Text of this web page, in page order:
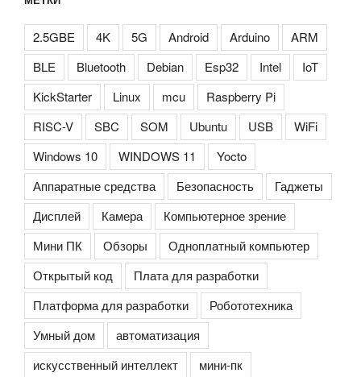
2.5GBE 4K 5G Android Arduino
ARM
BLE
Bluetooth Debian Esp32 Intel
IoT
KickStarter
Linux mcu
Raspberry Pi
RISC-V
SBC SOM Ubuntu USB
WiFi
Windows 10
WINDOWS 11
Yocto
Аппаратные средства
Безопасность
Гаджеты
Дисплей
Камера
Компьютерное зрение
Мини ПК
Обзоры
Одноплатный компьютер
Открытый код
Плата для разработки
Платформа для разработки
Робототехника
Умный дом
автоматизация
искусственный интеллект
мини-пк